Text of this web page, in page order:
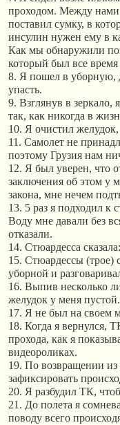
проходом. Между нами
поставил сумку, в
инсулин нужен ему в
Как мы обнаружили
который был все
8. Я пошел в уборную,
упасть.
9. Взглянув в зеркало,
так, как никогда в
10. Я очистил желудок,
11. Самолет не
поэтому Грузия нам
12. Я был уверен, что
заключения об этом у
закона, мне нечем
13. 5 раз я подходил к
Воду мне давали без
отказали.
14. Стюардесса
15. Стюардессы (трое)
уборной и
16. Выпив несколько
желудок у меня пустой.
17. Я не был на своем
18. Когда я вернулся,
прохода, как я
видеороликах.
19. По возвращении
зафиксировать
20. Я разбудил ТК,
21. До полета я
поводу всего